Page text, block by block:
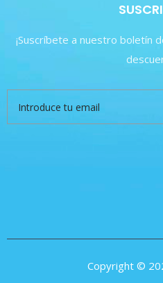
¡Suscríbete a nuestro boletín
Copyright ©